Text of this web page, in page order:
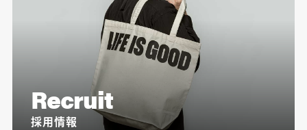
Recruit
採用情報